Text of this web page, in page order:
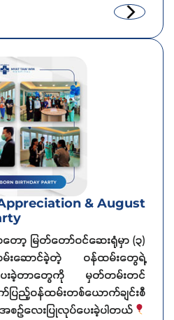
& August
ော့ မြတ်တော်ဝင်ဆေးရုံမှာ (၃)
ဆောင်ခဲ့တဲ့ ဝန်ထမ်းတွေရဲ့
ပေးခဲ့တာတွေကို မှတ်တမ်းတင်
ပြည့်ဝန်ထမ်းတစ်ယောက်ချင်းစီ
ဉ်‌လေးပြုလုပ်ပေးခဲ့ပါတယ်